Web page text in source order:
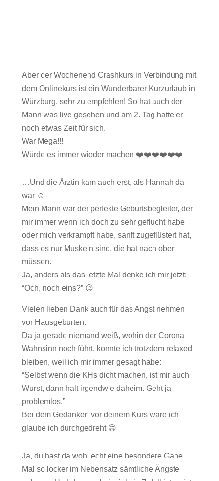
Aber der Wochenend Crashkurs in Verbindung mit
dem Onlinekurs ist ein Wunderbarer Kurzurlaub in
Würzburg, sehr zu empfehlen! So hat auch der
Mann was live gesehen und am 2. Tag hatte er
noch etwas Zeit für sich.
War Mega!!!
Würde es immer wieder machen ❤️❤️❤️❤️❤️❤️
…Und die Ärztin kam auch erst, als Hannah da
war ☺️
Mein Mann war der perfekte Geburtsbegleiter, der
mir immer wenn ich doch zu sehr geflucht habe
oder mich verkrampft habe, sanft zugeflüstert hat,
dass es nur Muskeln sind, die hat nach oben
müssen.
Ja, anders als das letzte Mal denke ich mir jetzt:
“Och, noch eins?” 😉
Vielen lieben Dank auch für das Angst nehmen
vor Hausgeburten.
Da ja gerade niemand weiß, wohin der Corona
Wahnsinn noch führt, konnte ich trotzdem relaxed
bleiben, weil ich mir immer gesagt habe:
“Selbst wenn die KHs dicht machen, ist mir auch
Wurst, dann halt irgendwie daheim. Geht ja
problemlos.”
Bei dem Gedanken vor deinem Kurs wäre ich
glaube ich durchgedreht 😄
Ja, du hast da wohl echt eine besondere Gabe.
Mal so locker im Nebensatz sämtliche Ängste